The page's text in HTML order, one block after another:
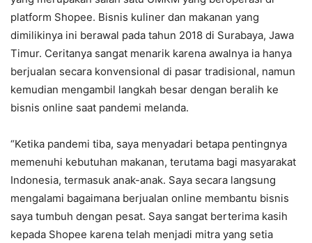
platform Shopee. Bisnis kuliner dan makanan yang
dimilikinya ini berawal pada tahun 2018 di Surabaya, Jawa
Timur. Ceritanya sangat menarik karena awalnya ia hanya
berjualan secara konvensional di pasar tradisional, namun
kemudian mengambil langkah besar dengan beralih ke
bisnis online saat pandemi melanda.
“Ketika pandemi tiba, saya menyadari betapa pentingnya
memenuhi kebutuhan makanan, terutama bagi masyarakat
Indonesia, termasuk anak-anak. Saya secara langsung
mengalami bagaimana berjualan online membantu bisnis
saya tumbuh dengan pesat. Saya sangat berterima kasih
kepada Shopee karena telah menjadi mitra yang setia